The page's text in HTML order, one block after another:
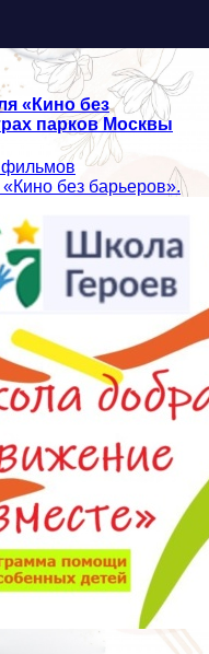
«Кино без
парков Москвы
фильмов
без барьеров».